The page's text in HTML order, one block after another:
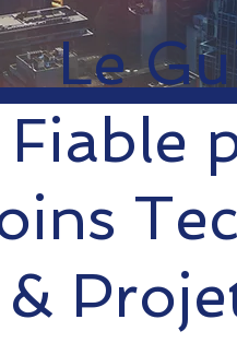
Le
Fiable
&